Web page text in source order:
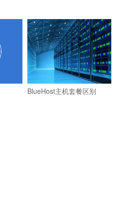
BlueHost主机套餐区别